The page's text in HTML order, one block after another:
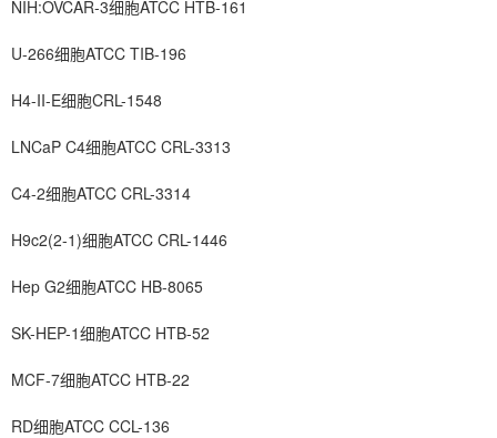
NIH:OVCAR-3细胞ATCC HTB-161
U-266细胞ATCC TIB-196
H4-II-E细胞CRL-1548
LNCaP C4细胞ATCC CRL-3313
C4-2细胞ATCC CRL-3314
H9c2(2-1)细胞ATCC CRL-1446
Hep G2细胞ATCC HB-8065
SK-HEP-1细胞ATCC HTB-52
MCF-7细胞ATCC HTB-22
RD细胞ATCC CCL-136